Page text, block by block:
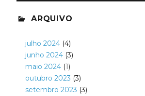
ARQUIVO
julho 2024(4)
junho 2024(3)
maio 2024(1)
outubro 2023 (3)
setembro 2023 (3)